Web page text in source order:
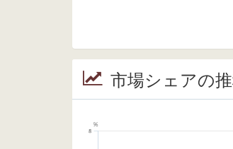
市場シェアの